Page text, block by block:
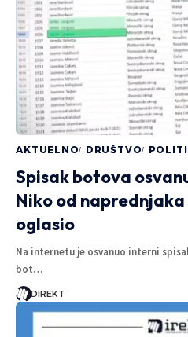
AKTUELNO DRUŠTVO
Spisak botova
Niko od naprednjaka
oglasio
Na internetu je osvanuo interni
bot…
DIREKT